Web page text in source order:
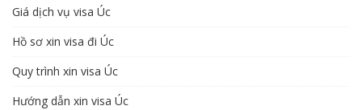
Giá dịch vụ visa Úc
Hồ sơ xin visa đi Úc
Quy trình xin visa Úc
Hướng dẫn xin visa Úc